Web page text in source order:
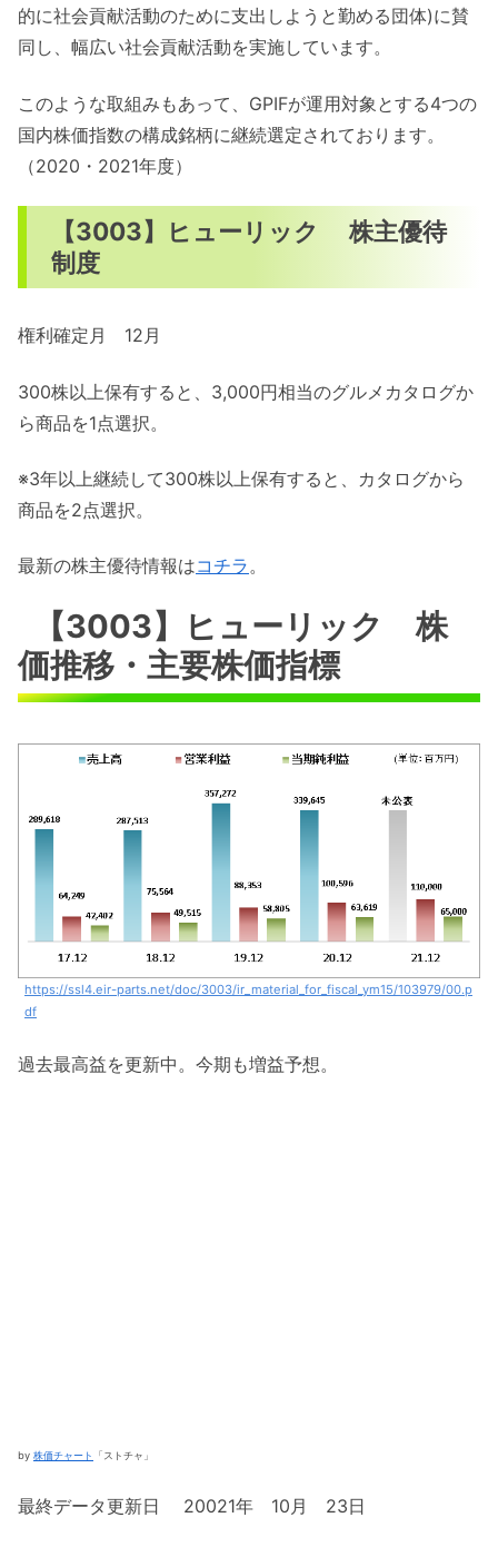
的に社会貢献活動のために支出しようと勤める団体)に賛
同し、幅広い社会貢献活動を実施しています。
このような取組みもあって、GPIFが運用対象とする4つの
国内株価指数の構成銘柄に継続選定されております。
（2020・2021年度）
【3003】ヒューリック 株主優待
制度
権利確定月 12月
300株以上保有すると、3,000円相当のグルメカタログか
ら商品を1点選択。
※3年以上継続して300株以上保有すると、カタログから
商品を2点選択。
最新の株主優待情報はコチラ。
【3003】ヒューリック 株
価推移・主要株価指標
https://ssl4.eir-parts.net/doc/3003/ir_material_for_fiscal_ym15/103979/00.p
df
過去最高益を更新中。今期も増益予想。
by 株価チャート 「ストチャ」
最終データ更新日 20021年 10月 23日